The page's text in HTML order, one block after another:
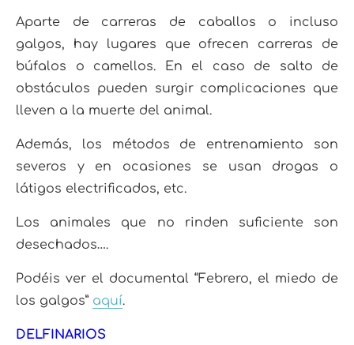
Aparte de carreras de caballos o incluso
galgos, hay lugares que ofrecen carreras de
búfalos o camellos. En el caso de salto de
obstáculos pueden surgir complicaciones que
lleven a la muerte del animal.
Además, los métodos de entrenamiento son
severos y en ocasiones se usan drogas o
látigos electrificados, etc.
Los animales que no rinden suficiente son
desechados….
Podéis ver el documental “Febrero, el miedo de
los galgos” aquí.
DELFINARIOS